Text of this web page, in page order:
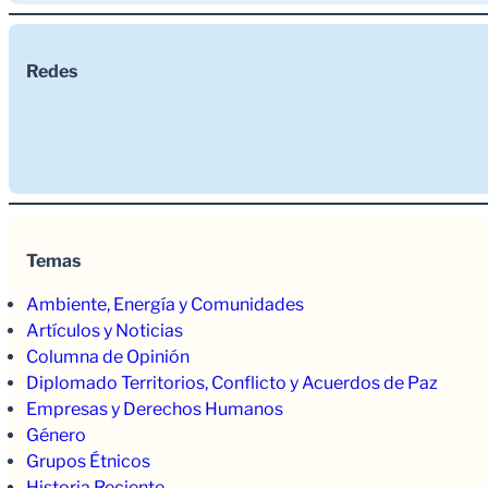
Redes
Temas
Ambiente, Energía y Comunidades
Artículos y Noticias
Columna de Opinión
Diplomado Territorios, Conflicto y Acuerdos de Paz
Empresas y Derechos Humanos
Género
Grupos Étnicos